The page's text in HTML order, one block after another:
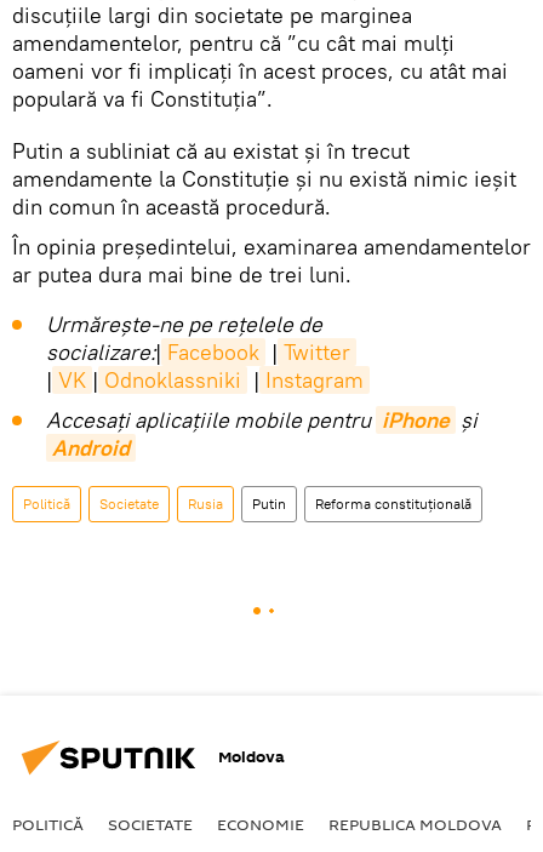
discuțiile largi din societate pe marginea
amendamentelor, pentru că ”cu cât mai mulți
oameni vor fi implicați în acest proces, cu atât mai
populară va fi Constituția”.
Putin a subliniat că au existat și în trecut
amendamente la Constituție și nu există nimic ieșit
din comun în această procedură.
În opinia președintelui, examinarea amendamentelor
ar putea dura mai bine de trei luni.
Urmărește-ne pe rețelele de
socializare:| Facebook | Twitter
| VK | Odnoklassniki | Instagram
Accesaţi aplicaţiile mobile pentru iPhone și
Android
Politică Societate Rusia Putin Reforma constituţională
Moldova
POLITICĂ SOCIETATE ECONOMIE REPUBLICA MOLDOVA